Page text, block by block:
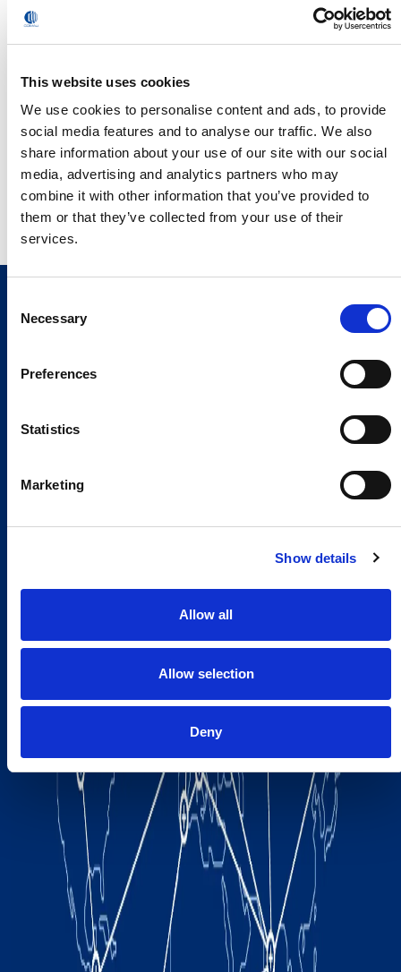
This website uses cookies
We use cookies to personalise content and ads, to provide
social media features and to analyse our traffic. We also
share information about your use of our site with our social
media, advertising and analytics partners who may
combine it with other information that you’ve provided to
them or that they’ve collected from your use of their
services.
Selection
Necessary
Preferences
Statistics
Marketing
Show details
Allow all
Allow selection
Deny
新闻办公室 – 总部
giuseppe.costabile@comau.com
手机： +39 338 7130885
张萃伟，企业传播经理 – 中国
cuiwei.zhang@comau.com.cn手机： +86 180 1903 3181